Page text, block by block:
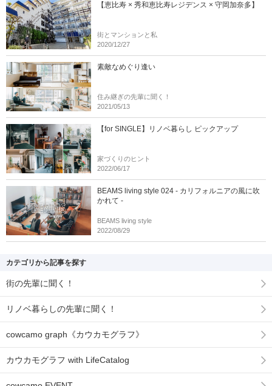
【恵比寿 × 秀和恵比寿レジデンス × 守岡加奈多】
街とマンションと私
2020/12/27
素敵なめぐり逢い
住み継ぎの先輩に聞く！
2021/05/13
【for SINGLE】リノベ暮らし ピックアップ
家づくりのヒント
2022/06/17
BEAMS living style 024 - カリフォルニアの風に吹
かれて -
BEAMS living style
2022/08/29
カテゴリから記事を探す
街の先輩に聞く！
リノベ暮らしの先輩に聞く！
cowcamo graph《カウカモグラフ》
カウカモグラフ with LifeCatalog